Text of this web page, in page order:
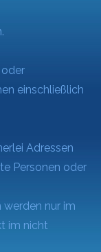
einschließlich
Adressen
Personen oder
nur im
im nicht